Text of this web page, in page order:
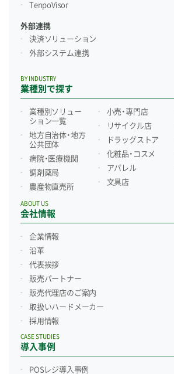
TenpoVisor
外部連携
決済ソリューション
外部システム連携
業種別で探す
BY INDUSTRY
業種別ソリュー
ション一覧
地方自治体・地方
公共団体
病院・医療機関
調剤薬局
農産物直売所
小売・専門店
リサイクル店
ドラッグストア
化粧品・コスメ
アパレル
文具店
会社情報
ABOUT US
企業情報
沿革
代表挨拶
販売パートナー
販売代理店のご案内
取扱いハードメーカー
採用情報
導入事例
CASE STUDIES
POSレジ導入事例